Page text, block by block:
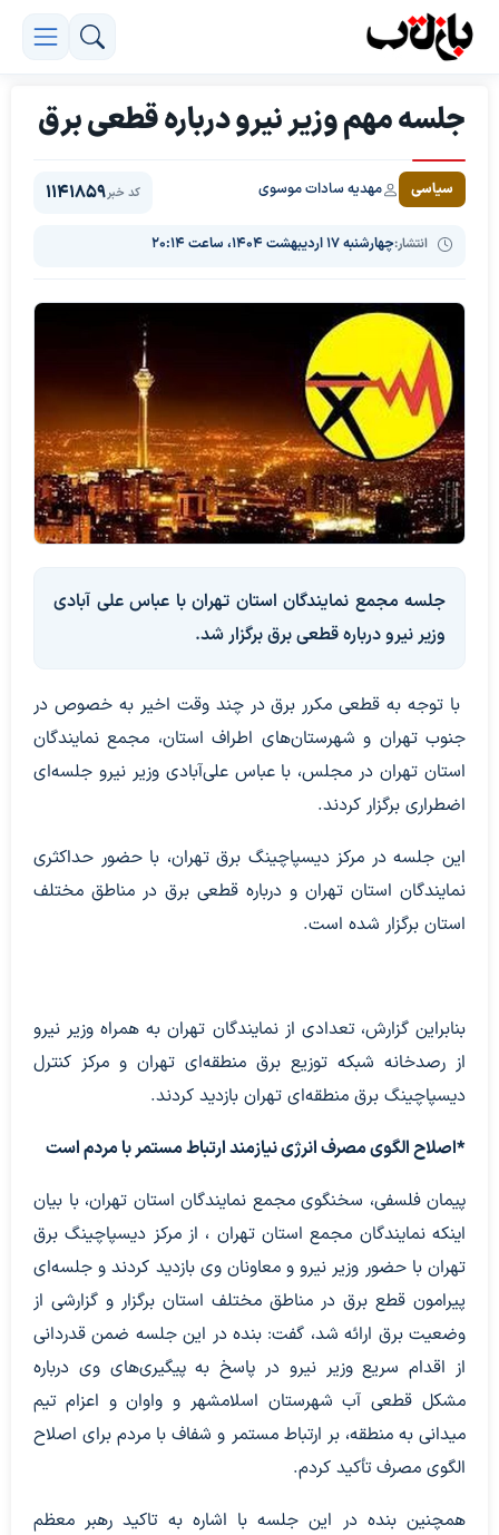
جلسه مهم وزیر نیرو درباره قطعی برق
سیاسی مهدیه سادات موسوی
انتشار:چهارشنبه ۱۷ اردیبهشت ۱۴۰۴، ساعت ۲۰:۱۴
کد خبر1141859
جلسه مجمع نمایندگان استان تهران با عباس علی آبادی
وزیر نیرو درباره قطعی برق برگزار شد.
با توجه به قطعی مکرر برق در چند وقت اخیر به خصوص در
جنوب تهران ‌و شهرستان‌های اطراف استان، مجمع نمایندگان
استان تهران در مجلس، با عباس علی‌آبادی وزیر نیرو جلسه‌ای
اضطراری برگزار کردند.
این جلسه در مرکز دیسپاچینگ برق تهران، با حضور حداکثری
نمایندگان استان تهران و درباره قطعی برق در مناطق مختلف
استان برگزار شده است.
بنابراین گزارش، تعدادی از نمایندگان تهران به همراه وزیر نیرو
از رصدخانه شبکه توزیع برق منطقه‌ای تهران و مرکز کنترل
دیسپاچینگ برق منطقه‌ای تهران بازدید کردند.
*اصلاح الگوی مصرف انرژی نیازمند ارتباط مستمر با مردم است
پیمان فلسفی، سخنگوی مجمع نمایندگان استان تهران، با بیان
اینکه نمایندگان مجمع استان تهران ، از مرکز دیسپاچینگ برق
تهران با حضور وزیر نیرو و معاونان وی بازدید کردند و جلسه‌ای
پیرامون قطع برق در مناطق مختلف استان برگزار و گزارشی از
وضعیت برق ارائه شد، گفت: بنده در این جلسه ضمن قدردانی
از اقدام سریع وزیر نیرو در پاسخ به پیگیری‌های وی درباره
مشکل قطعی آب شهرستان اسلامشهر و واوان و اعزام تیم
میدانی به منطقه، بر ارتباط مستمر و شفاف با مردم برای اصلاح
الگوی مصرف تأکید کردم.
همچنین بنده در این جلسه با اشاره به تاکید رهبر معظم